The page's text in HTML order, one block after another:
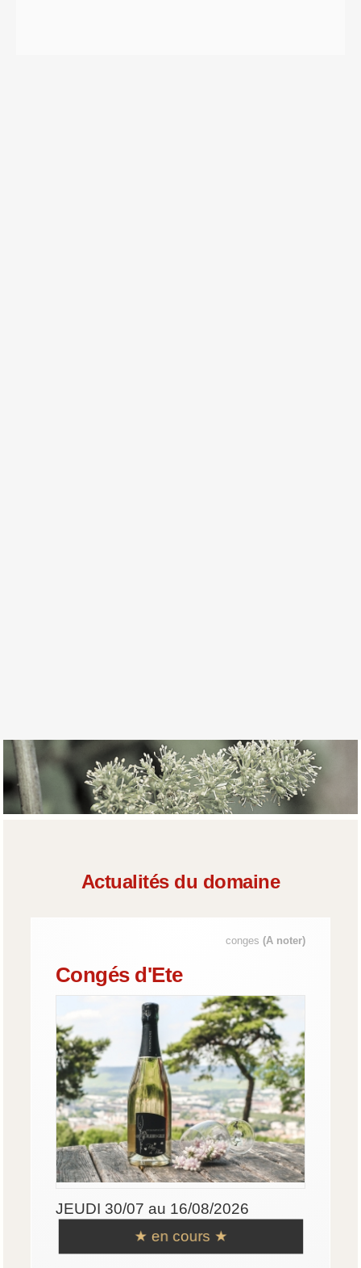
Actualités du domaine
conges(A noter)
Congés d'Ete
JEUDI 30/07 au 16/08/2026
★ en cours ★